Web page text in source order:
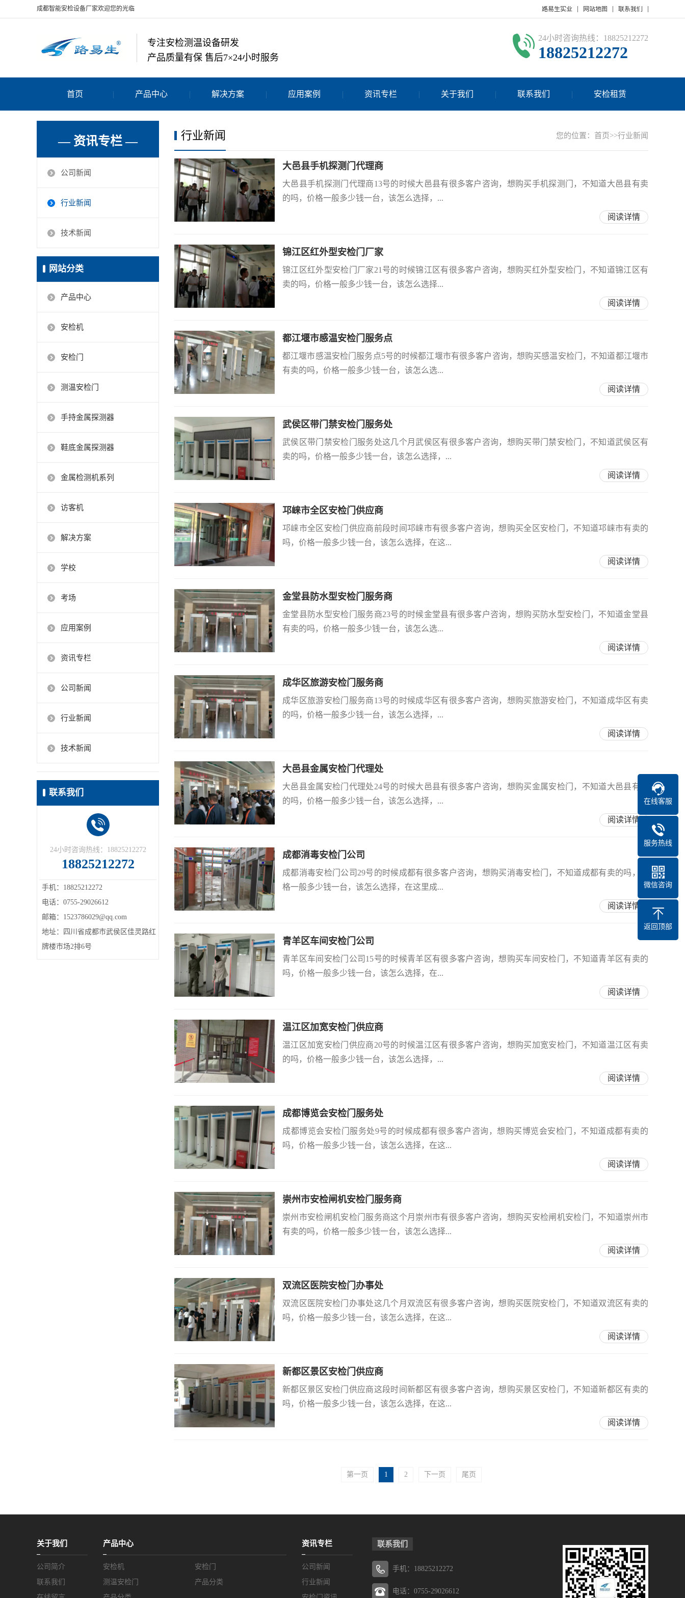
成都智能安检设备厂家欢迎您的光临 路易生实业 网站地图 联系我们
专注安检测温设备研发
产品质量有保 售后7×24小时服务
24小时咨询热线：18825212272
18825212272
首页 产品中心 解决方案 应用案例 资讯专栏 关于我们 联系我们 安检租赁
— 资讯专栏 —
公司新闻
行业新闻
技术新闻
网站分类
产品中心
安检机
安检门
测温安检门
手持金属探测器
鞋底金属探测器
金属检测机系列
访客机
解决方案
学校
考场
应用案例
资讯专栏
公司新闻
行业新闻
技术新闻
联系我们
24小时咨询热线：18825212272
18825212272
手机：18825212272
电话：0755-29026612
邮箱：1523786029@qq.com
地址：四川省成都市武侯区佳灵路红
牌楼市场2排6号
您的位置： 首页>>行业新闻
行业新闻
大邑县手机探测门代理商
大邑县手机探测门代理商13号的时候大邑县有很多客户咨询，想购买手机探测门，不知道大邑县有卖
的吗，价格一般多少钱一台，该怎么选择，...
阅读详情
锦江区红外型安检门厂家
锦江区红外型安检门厂家21号的时候锦江区有很多客户咨询，想购买红外型安检门，不知道锦江区有
卖的吗，价格一般多少钱一台，该怎么选择...
阅读详情
都江堰市感温安检门服务点
都江堰市感温安检门服务点5号的时候都江堰市有很多客户咨询，想购买感温安检门，不知道都江堰市
有卖的吗，价格一般多少钱一台，该怎么选...
阅读详情
武侯区带门禁安检门服务处
武侯区带门禁安检门服务处这几个月武侯区有很多客户咨询，想购买带门禁安检门，不知道武侯区有
卖的吗，价格一般多少钱一台，该怎么选择，...
阅读详情
邛崃市全区安检门供应商
邛崃市全区安检门供应商前段时间邛崃市有很多客户咨询，想购买全区安检门，不知道邛崃市有卖的
吗，价格一般多少钱一台，该怎么选择，在这...
阅读详情
金堂县防水型安检门服务商
金堂县防水型安检门服务商23号的时候金堂县有很多客户咨询，想购买防水型安检门，不知道金堂县
有卖的吗，价格一般多少钱一台，该怎么选...
阅读详情
成华区旅游安检门服务商
成华区旅游安检门服务商13号的时候成华区有很多客户咨询，想购买旅游安检门，不知道成华区有卖
的吗，价格一般多少钱一台，该怎么选择，...
阅读详情
大邑县金属安检门代理处
大邑县金属安检门代理处24号的时候大邑县有很多客户咨询，想购买金属安检门，不知道大邑县有卖
的吗，价格一般多少钱一台，该怎么选择，...
阅读详情
成都消毒安检门公司
成都消毒安检门公司29号的时候成都有很多客户咨询，想购买消毒安检门，不知道成都有卖的吗，价
格一般多少钱一台，该怎么选择，在这里成...
阅读详情
青羊区车间安检门公司
青羊区车间安检门公司15号的时候青羊区有很多客户咨询，想购买车间安检门，不知道青羊区有卖的
吗，价格一般多少钱一台，该怎么选择，在...
阅读详情
温江区加宽安检门供应商
温江区加宽安检门供应商20号的时候温江区有很多客户咨询，想购买加宽安检门，不知道温江区有卖
的吗，价格一般多少钱一台，该怎么选择，...
阅读详情
成都博览会安检门服务处
成都博览会安检门服务处9号的时候成都有很多客户咨询，想购买博览会安检门，不知道成都有卖的
吗，价格一般多少钱一台，该怎么选择，在这...
阅读详情
崇州市安检闸机安检门服务商
崇州市安检闸机安检门服务商这个月崇州市有很多客户咨询，想购买安检闸机安检门，不知道崇州市
有卖的吗，价格一般多少钱一台，该怎么选择...
阅读详情
双流区医院安检门办事处
双流区医院安检门办事处这几个月双流区有很多客户咨询，想购买医院安检门，不知道双流区有卖的
吗，价格一般多少钱一台，该怎么选择，在这...
阅读详情
新都区景区安检门供应商
新都区景区安检门供应商这段时间新都区有很多客户咨询，想购买景区安检门，不知道新都区有卖的
吗，价格一般多少钱一台，该怎么选择，在这...
阅读详情
第一页 1 2 下一页 尾页
关于我们
公司简介
联系我们
产品中心
安检机
安检门
测温安检门
产品分类
资讯专栏
公司新闻
行业新闻
联系我们
手机：18825212272
电话：0755-29026612
在线客服
服务热线
微信咨询
返回顶部